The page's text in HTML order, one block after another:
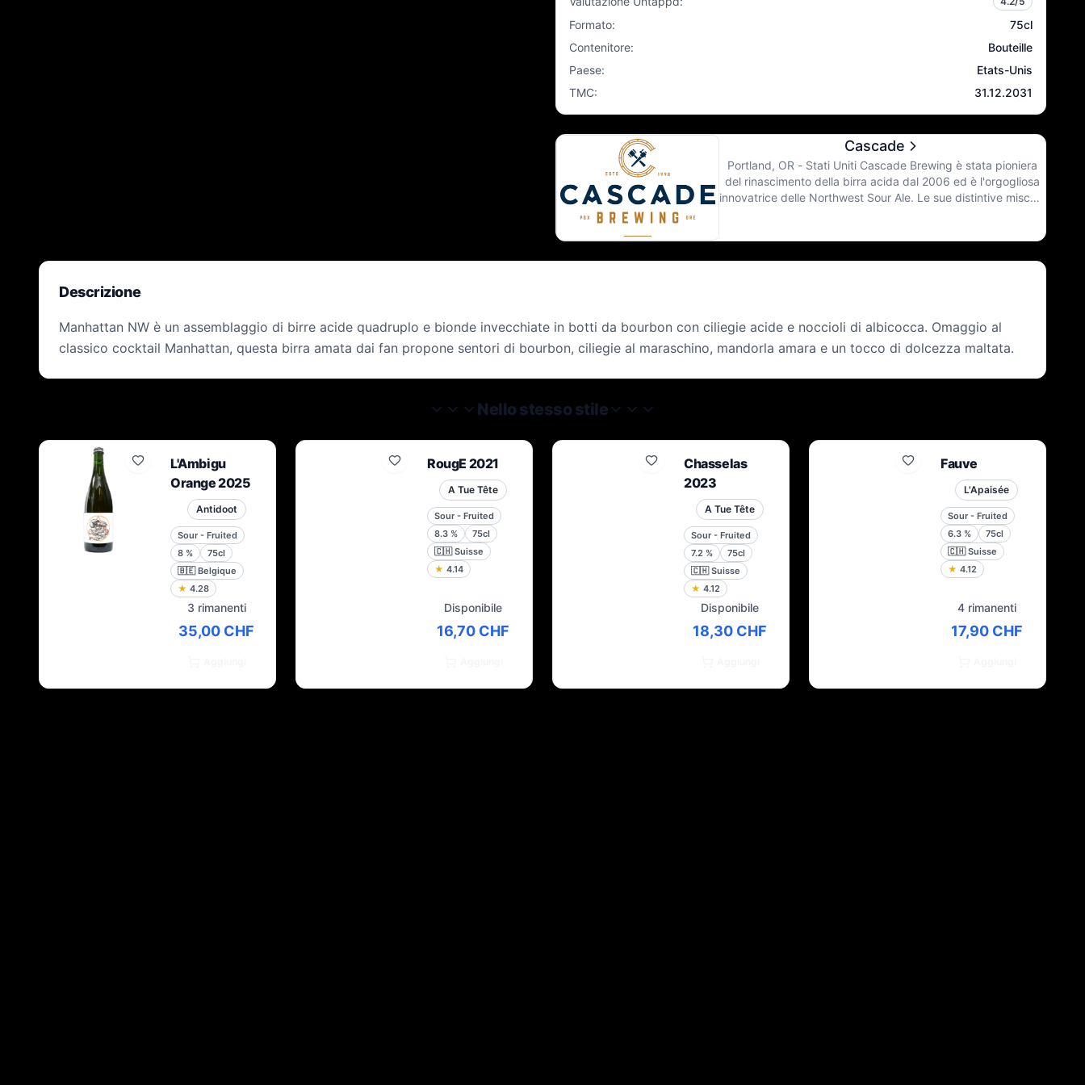
Formato:
75cl
Contenitore:
Bouteille
Paese:
Etats-Unis
TMC: 31.12.2031
Cascade
Portland, OR - Stati Uniti Cascade Brewing è stata pioniera
del rinascimento della birra acida dal 2006 ed è l'orgogliosa
innovatrice delle Northwest Sour Ale. Le sue distintive miscele
all'altro, offrendo una complessa tavolozza di sapori derivati
dall'acido, dalla frutta e dagli aromi residui presenti nelle botti
Descrizione
Manhattan NW è un assemblaggio di birre acide quadruplo e bionde invecchiate in botti da bourbon con ciliegie acide e noccioli di albicocca. Omaggio al
classico cocktail Manhattan, questa birra amata dai fan propone sentori di bourbon, ciliegie al maraschino, mandorla amara e un tocco di dolcezza maltata.
Nello stesso stile
L'Ambigu
Orange 2025
Antidoot
Sour - Fruited
8 %
75cl
🇧🇪 Belgique
★ 4.28
3 rimanenti
35,00 CHF
RougE 2021
A Tue Tête
Sour - Fruited
8.3 %
75cl
🇨🇭 Suisse
★ 4.14
Disponibile
16,70 CHF
Chasselas
2023
A Tue Tête
Sour - Fruited
7.2 %
75cl
🇨🇭 Suisse
★ 4.12
Disponibile
18,30 CHF
Fauve
L'Apaisée
Sour - Fruited
6.3 %
75cl
🇨🇭 Suisse
★ 4.12
4 rimanenti
17,90 CHF